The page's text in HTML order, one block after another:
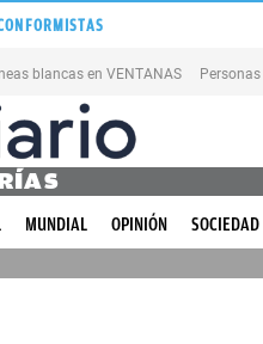
blancas en VENTANAS Personas
MUNDIAL OPINIÓN SOCIEDAD